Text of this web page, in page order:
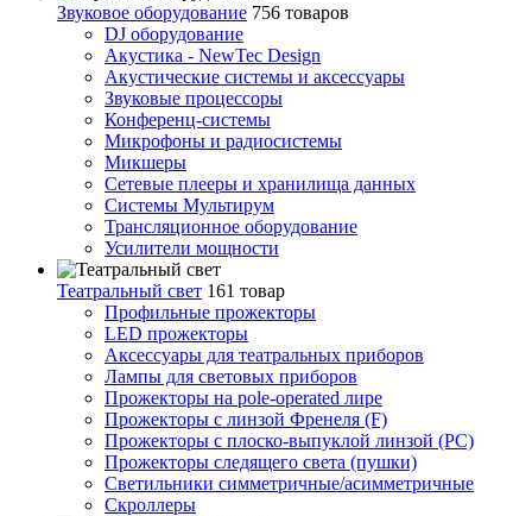
Звуковое оборудование 756 товаров
DJ оборудование
Акустика - NewTec Design
Акустические системы и аксессуары
Звуковые процессоры
Конференц-системы
Микрофоны и радиосистемы
Микшеры
Сетевые плееры и хранилища данных
Системы Мультирум
Трансляционное оборудование
Усилители мощности
Театральный свет 161 товар
Профильные прожекторы
LED прожекторы
Аксессуары для театральных приборов
Лампы для световых приборов
Прожекторы на pole-operated лире
Прожекторы с линзой Френеля (F)
Прожекторы с плоско-выпуклой линзой (PC)
Прожекторы следящего света (пушки)
Светильники симметричные/асимметричные
Скроллеры